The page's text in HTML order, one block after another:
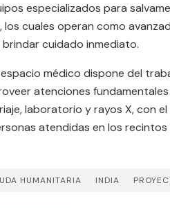
especializados para
los cuales operan como
cuidado inmediato.
médico dispone del
atenciones
laboratorio y rayos X, con
atendidas en los
HUMANITARIA INDIA